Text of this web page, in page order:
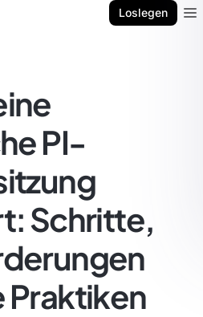
Loslegen
PI-
Schritte,
Praktiken